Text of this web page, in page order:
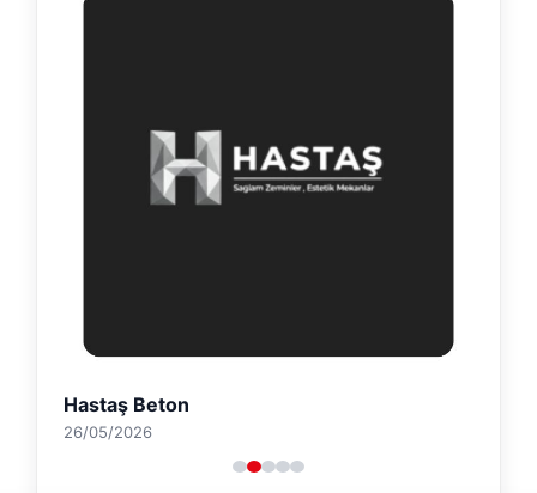
Hastaş Beton
26/05/2026